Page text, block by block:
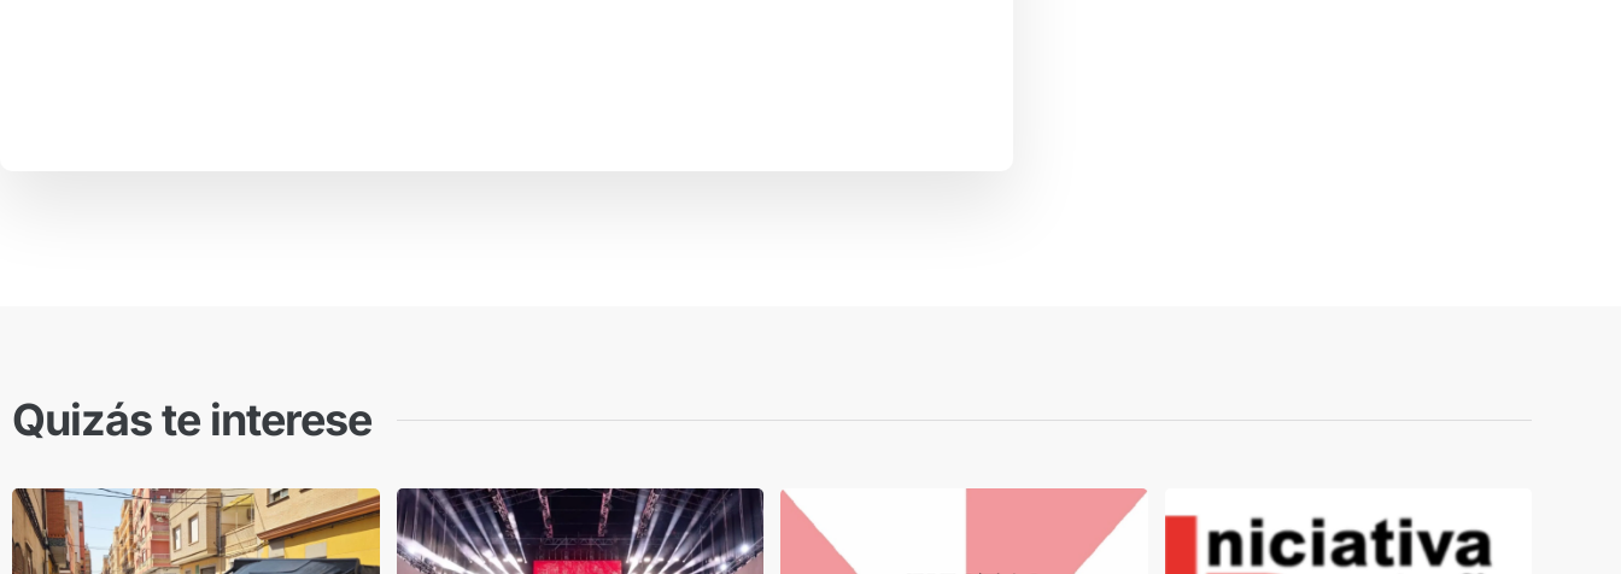
Quizás te interese